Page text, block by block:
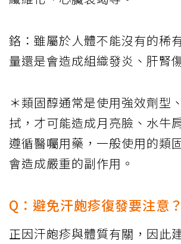
鉻：雖屬於人體不能沒有的稀
量還是會造成組織發炎、肝腎
＊類固醇通常是使用強效劑型
拭，才可能造成月亮臉、水牛
遵循醫囑用藥，一般使用的類
會造成嚴重的副作用。
Q：避免汗皰疹復發要注意？
正因汗皰疹與體質有關，因此